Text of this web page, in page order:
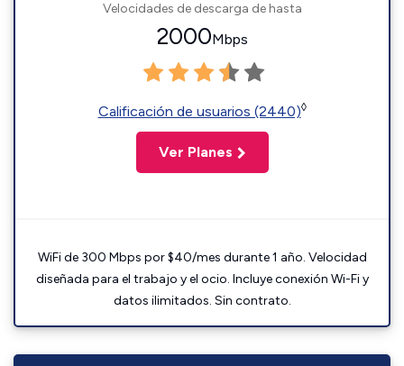
Velocidades de descarga de hasta
2000Mbps
Calificación de usuarios (2440)◊
Ver Planes
WiFi de 300 Mbps por $40/mes durante 1 año. Velocidad
diseñada para el trabajo y el ocio. Incluye conexión Wi-Fi y
datos ilimitados. Sin contrato.